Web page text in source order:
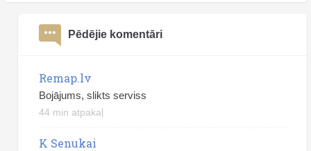
Pēdējie komentāri
Remap.lv
Bojājums, slikts serviss
44 min atpakaļ
K Senukai